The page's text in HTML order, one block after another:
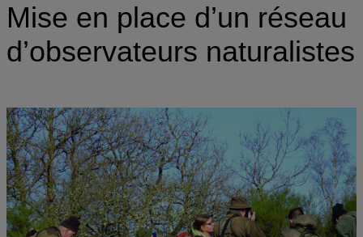
Mise en place d’un réseau
d’observateurs naturalistes